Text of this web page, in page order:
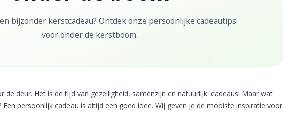
bijzonder kerstcadeau? Ontdek onze persoonlijke cadeautips
voor onder de kerstboom.
de deur. Het is de tijd van gezelligheid, samenzijn en natuurlijk: cadeaus! Maar wat
persoonlijk cadeau is altijd een goed idee. Wij geven je de mooiste inspiratie voor